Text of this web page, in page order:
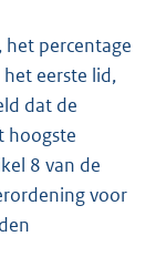
percentage
eerste lid,
dat de
hoogste
8 van de
voor